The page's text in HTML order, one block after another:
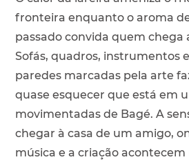
fronteira enquanto o aroma
passado convida quem chega
Sofás, quadros, instrumentos
paredes marcadas pela arte
quase esquecer que está em
movimentadas de Bagé. A
chegar à casa de um amigo,
música e a criação